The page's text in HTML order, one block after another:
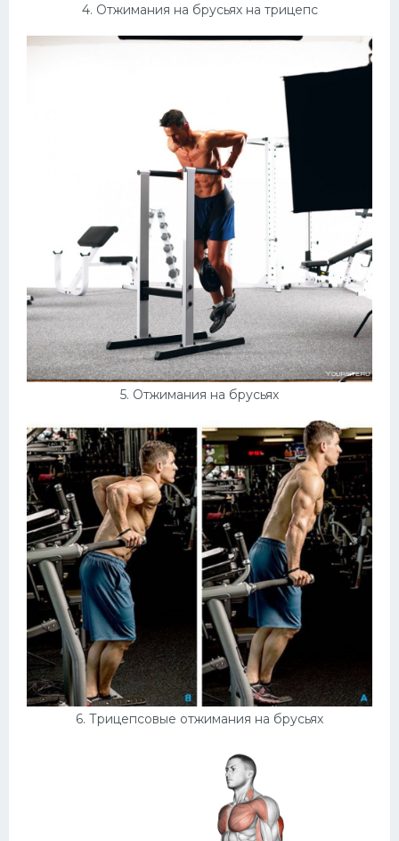
4. Отжимания на брусьях на трицепс
5. Отжимания на брусьях
6. Трицепсовые отжимания на брусьях